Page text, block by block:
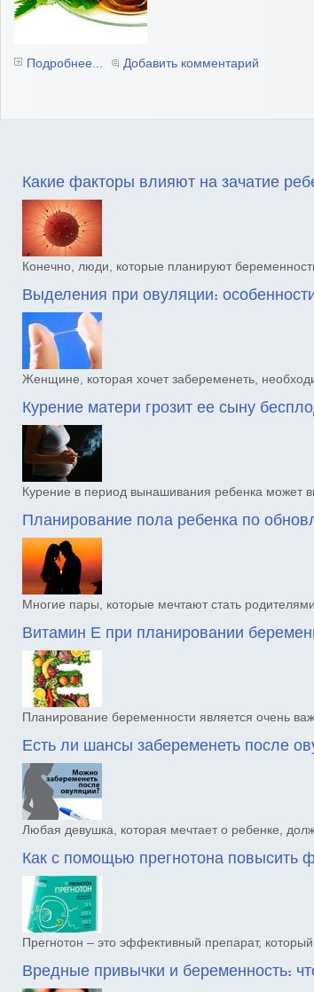
Подробнее... Добавить комментарий
Какие факторы влияют на зачатие
Конечно, люди, которые планируют
Выделения при овуляции:
Женщине, которая хочет забеременеть,
Курение матери грозит ее сыну
Курение в период вынашивания ребенка может
Планирование пола ребенка по
Многие пары, которые мечтают стать
Витамин Е при планировании
Планирование беременности является очень
Есть ли шансы забеременеть после
Любая девушка, которая мечтает о ребенке,
Как с помощью прегнотона повысить
Прегнотон – это эффективный препарат,
Вредные привычки и беременность: